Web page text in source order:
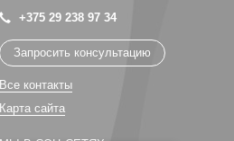
+375 29 238 97 34
Запросить консультацию
Все контакты
Карта сайта